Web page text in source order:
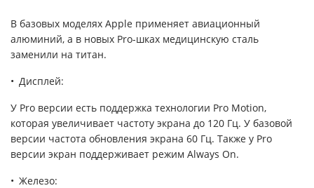
В базовых моделях Apple применяет авиационный
алюминий, а в новых Pro-шках медицинскую сталь
заменили на титан.
Дисплей:
У Pro версии есть поддержка технологии Pro Motion,
которая увеличивает частоту экрана до 120 Гц. У базовой
версии частота обновления экрана 60 Гц. Также у Pro
версии экран поддерживает режим Always On.
Железо: